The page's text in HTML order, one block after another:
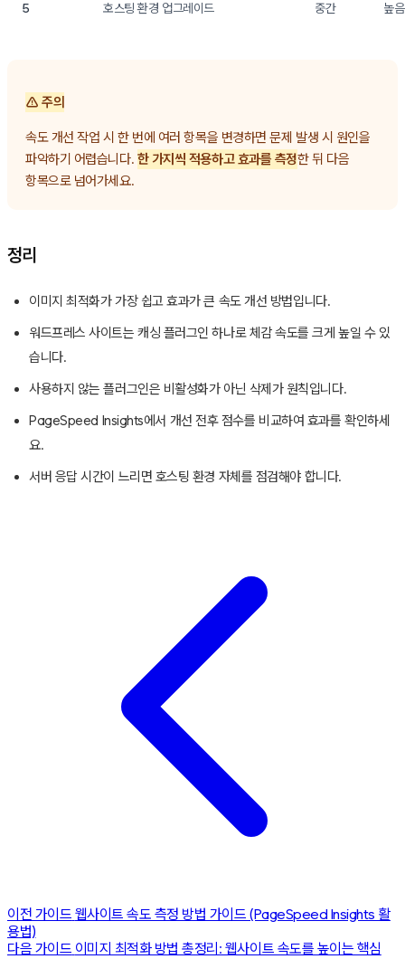
5 호스팅 환경 업그레이드 중간 높음
⚠️ 주의
속도 개선 작업 시 한 번에 여러 항목을 변경하면 문제 발생 시 원인을
파악하기 어렵습니다. 한 가지씩 적용하고 효과를 측정한 뒤 다음
항목으로 넘어가세요.
정리
이미지 최적화가 가장 쉽고 효과가 큰 속도 개선 방법입니다.
워드프레스 사이트는 캐싱 플러그인 하나로 체감 속도를 크게 높일 수 있
습니다.
사용하지 않는 플러그인은 비활성화가 아닌 삭제가 원칙입니다.
PageSpeed Insights에서 개선 전후 점수를 비교하여 효과를 확인하세
요.
서버 응답 시간이 느리면 호스팅 환경 자체를 점검해야 합니다.
이전 가이드 웹사이트 속도 측정 방법 가이드 (PageSpeed Insights 활
용법)
다음 가이드 이미지 최적화 방법 총정리: 웹사이트 속도를 높이는 핵심